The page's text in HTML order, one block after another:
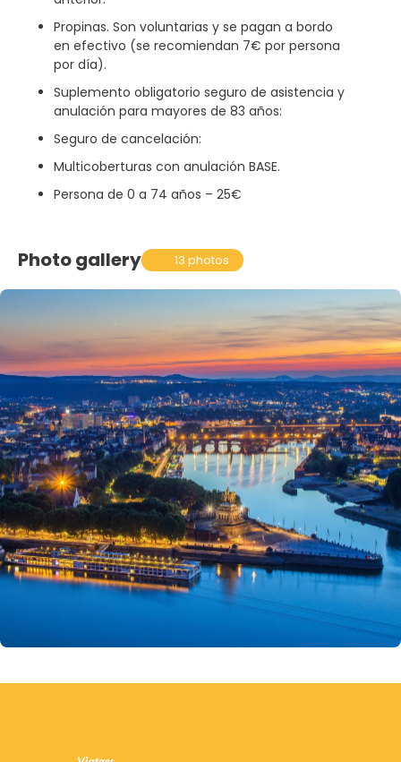
Propinas. Son voluntarias y se pagan a bordo
en efectivo (se recomiendan 7€ por persona
por día).
Suplemento obligatorio seguro de asistencia y
anulación para mayores de 83 años:
Seguro de cancelación:
Multicoberturas con anulación BASE.
Persona de 0 a 74 años – 25€
Photo gallery 13 photos